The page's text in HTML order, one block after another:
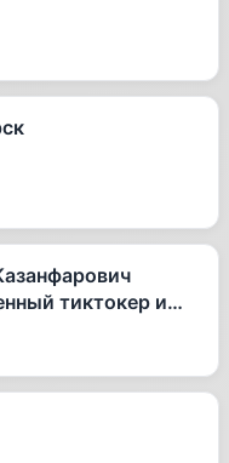
тиктокер и